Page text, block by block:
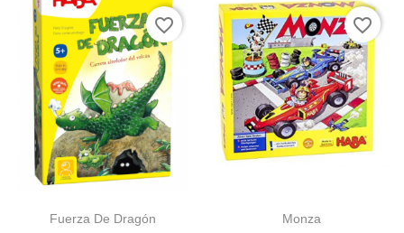
Fuerza De Dragón
favorite_border
Monza
favorite_border